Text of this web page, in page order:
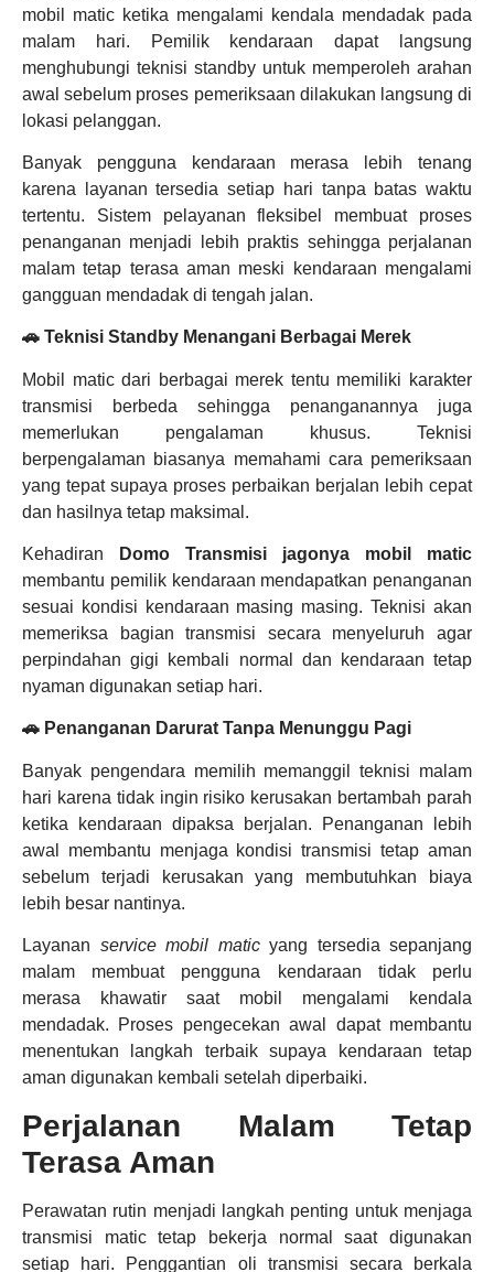
mobil matic ketika mengalami kendala mendadak pada
malam hari. Pemilik kendaraan dapat langsung
menghubungi teknisi standby untuk memperoleh arahan
awal sebelum proses pemeriksaan dilakukan langsung di
lokasi pelanggan.
Banyak pengguna kendaraan merasa lebih tenang
karena layanan tersedia setiap hari tanpa batas waktu
tertentu. Sistem pelayanan fleksibel membuat proses
penanganan menjadi lebih praktis sehingga perjalanan
malam tetap terasa aman meski kendaraan mengalami
gangguan mendadak di tengah jalan.
🚗 Teknisi Standby Menangani Berbagai Merek
Mobil matic dari berbagai merek tentu memiliki karakter
transmisi berbeda sehingga penanganannya juga
memerlukan pengalaman khusus. Teknisi
berpengalaman biasanya memahami cara pemeriksaan
yang tepat supaya proses perbaikan berjalan lebih cepat
dan hasilnya tetap maksimal.
Kehadiran
Domo Transmisi jagonya mobil matic
membantu pemilik kendaraan mendapatkan penanganan
sesuai kondisi kendaraan masing masing. Teknisi akan
memeriksa bagian transmisi secara menyeluruh agar
perpindahan gigi kembali normal dan kendaraan tetap
nyaman digunakan setiap hari.
🚗 Penanganan Darurat Tanpa Menunggu Pagi
Banyak pengendara memilih memanggil teknisi malam
hari karena tidak ingin risiko kerusakan bertambah parah
ketika kendaraan dipaksa berjalan. Penanganan lebih
awal membantu menjaga kondisi transmisi tetap aman
sebelum terjadi kerusakan yang membutuhkan biaya
lebih besar nantinya.
Layanan service mobil maticyang tersedia sepanjang
malam membuat pengguna kendaraan tidak perlu
merasa khawatir saat mobil mengalami kendala
mendadak. Proses pengecekan awal dapat membantu
menentukan langkah terbaik supaya kendaraan tetap
aman digunakan kembali setelah diperbaiki.
Perjalanan Malam Tetap
Terasa Aman
Perawatan rutin menjadi langkah penting untuk menjaga
transmisi matic tetap bekerja normal saat digunakan
setiap hari. Penggantian oli transmisi secara berkala